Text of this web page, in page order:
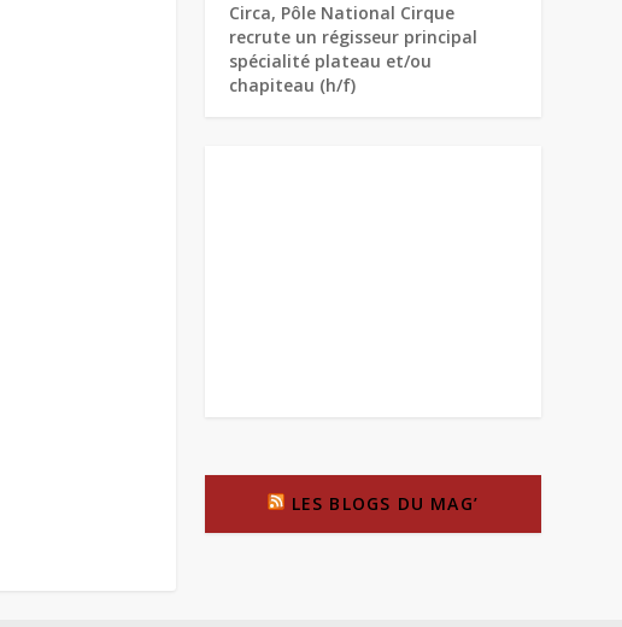
Circa, Pôle National Cirque
recrute un régisseur principal
spécialité plateau et/ou
chapiteau (h/f)
LES BLOGS DU MAG’